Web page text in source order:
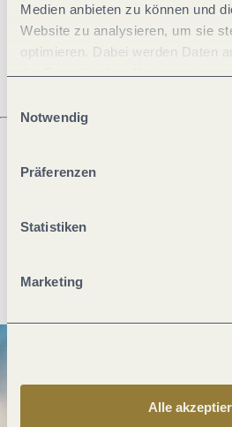
Medien anbieten zu können und
Website zu analysieren, um sie
optimieren. Dabei werden Daten
der Europäischen Union
jederzeit widerrufen werden. Mit
ablehnen" kann es zu
Notwendig
Präferenzen
Statistiken
Marketing
Alle
Ruhetage
Was möchtest du als nächstes tun?